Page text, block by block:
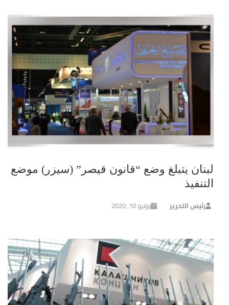
لبنان يتبلغ وضع “قانون قيصر” (سيزر) موضع
التنفيذ
رئيس التحرير يونيو 10, 2020